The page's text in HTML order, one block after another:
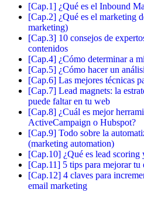
[Cap.1] ¿Qué es el Inbound
[Cap.2] ¿Qué es el marketing
marketing)
[Cap.3] 10 consejos de
contenidos
[Cap.4] ¿Cómo determinar a
[Cap.5] ¿Cómo hacer un
[Cap.6] Las mejores técnicas
[Cap.7] Lead magnets: la
puede faltar en tu web
[Cap.8] ¿Cuál es mejor
ActiveCampaign o Hubspot?
[Cap.9] Todo sobre la
(marketing automation)
[Cap.10] ¿Qué es lead scoring
[Cap.11] 5 tips para mejorar tu
[Cap.12] 4 claves para
email marketing